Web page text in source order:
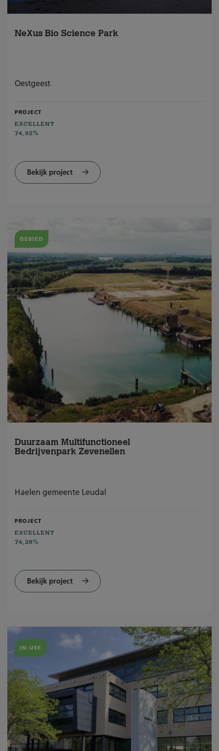
NeXus Bio Science Park
Oestgeest
PROJECT
EXCELLENT
74,92%
Bekijk project
GEBIED
Duurzaam Multifunctioneel
Bedrijvenpark Zevenellen
Haelen gemeente Leudal
PROJECT
EXCELLENT
74,28%
Bekijk project
IN-USE